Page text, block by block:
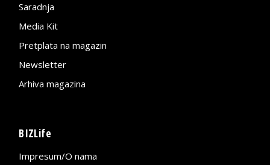
Saradnja
Media Kit
Pretplata na magazin
Newsletter
Arhiva magazina
BIZLife
Impresum/O nama